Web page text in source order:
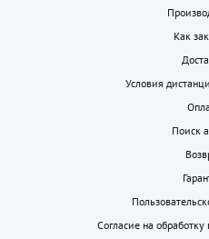
Как
Условия
Поиск
Согласие на